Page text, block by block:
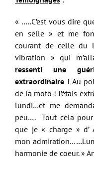
« …..C’est vous dire
en selle » et me
courant de celle du
vibration » qui
ressenti une
extraordinaire ! Au
de la moto ! J’étais
lundi…et me
peu…. Tout cela
que je « charge » d’
mon
harmonie de coeur. »